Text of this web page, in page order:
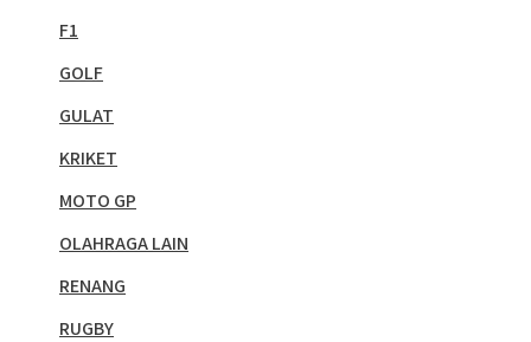
F1
GOLF
GULAT
KRIKET
MOTO GP
OLAHRAGA LAIN
RENANG
RUGBY